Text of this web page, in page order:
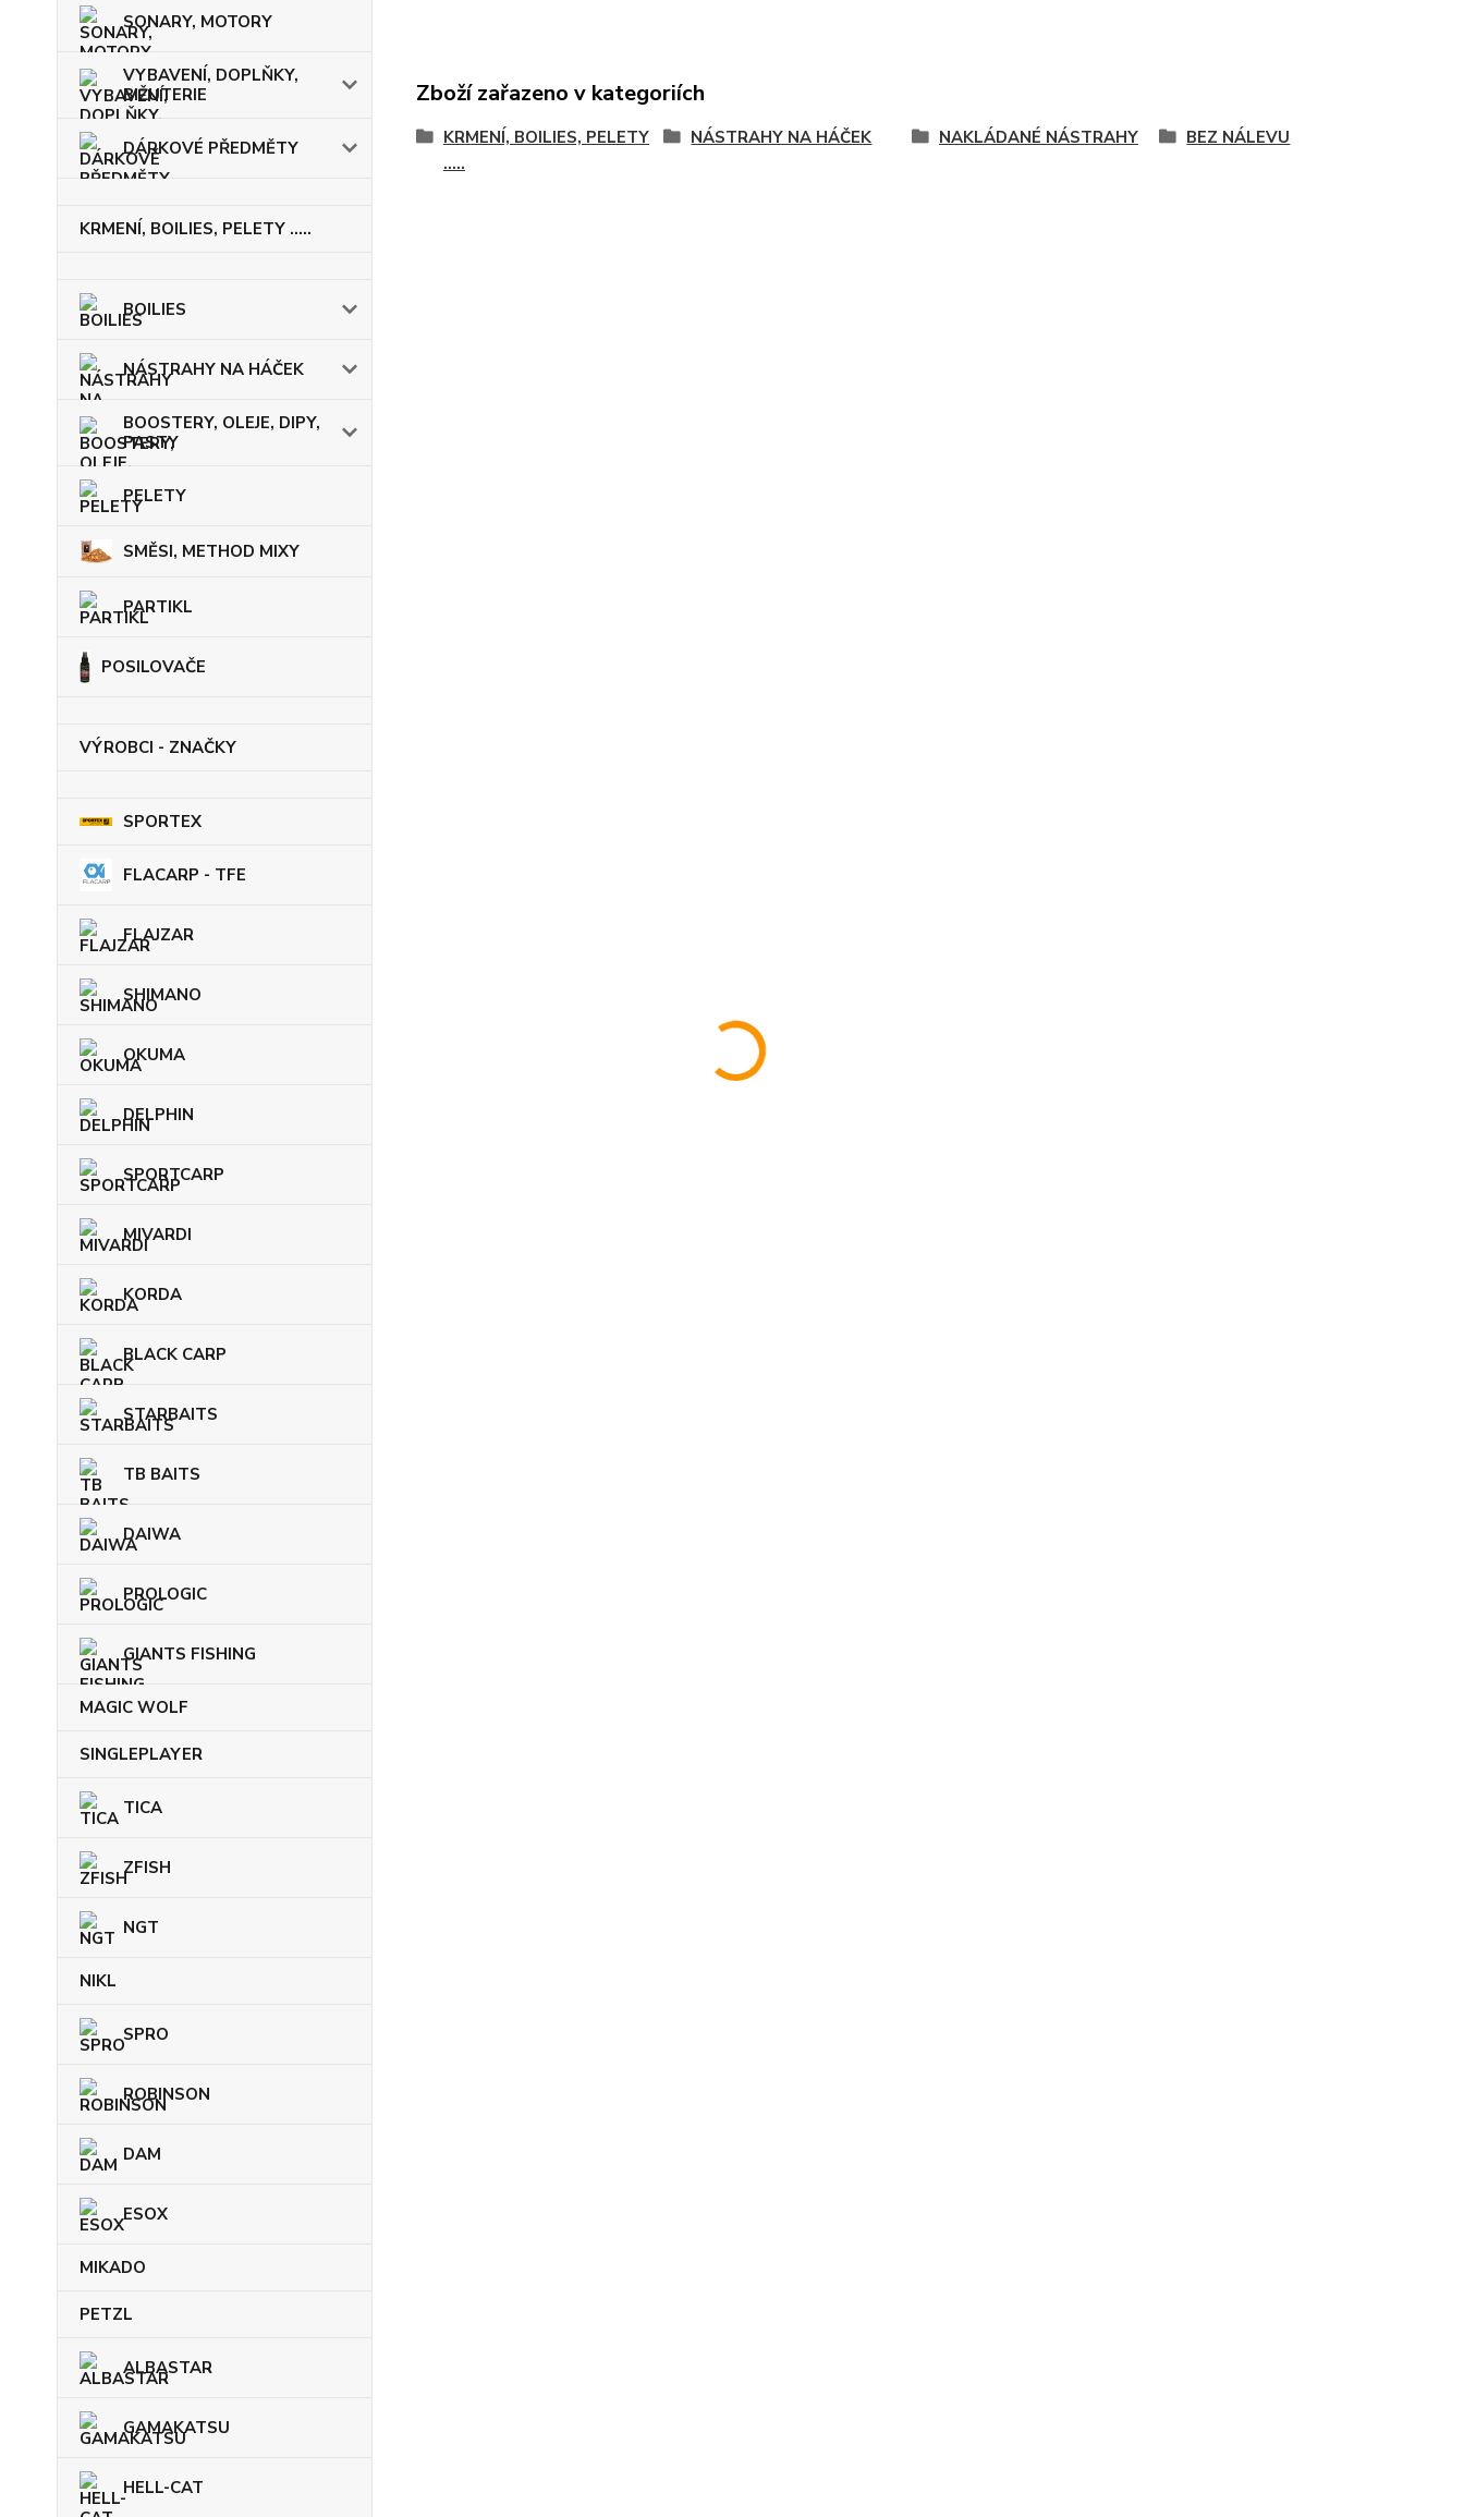
SONARY, MOTORY
VYBAVENÍ, DOPLŇKY,
BIŽUTERIE
DÁRKOVÉ PŘEDMĚTY
KRMENÍ, BOILIES, PELETY .....
BOILIES
NÁSTRAHY NA HÁČEK
BOOSTERY, OLEJE, DIPY,
PASTY
PELETY
SMĚSI, METHOD MIXY
PARTIKL
POSILOVAČE
VÝROBCI - ZNAČKY
SPORTEX
FLACARP - TFE
FLAJZAR
SHIMANO
OKUMA
DELPHIN
SPORTCARP
MIVARDI
KORDA
BLACK CARP
STARBAITS
TB BAITS
DAIWA
PROLOGIC
GIANTS FISHING
MAGIC WOLF
SINGLEPLAYER
TICA
ZFISH
NGT
NIKL
SPRO
ROBINSON
DAM
ESOX
MIKADO
PETZL
ALBASTAR
GAMAKATSU
HELL-CAT
Zboží zařazeno v kategoriích
KRMENÍ, BOILIES, PELETY
.....
NÁSTRAHY NA HÁČEK NAKLÁDANÉ NÁSTRAHY BEZ NÁLEVU